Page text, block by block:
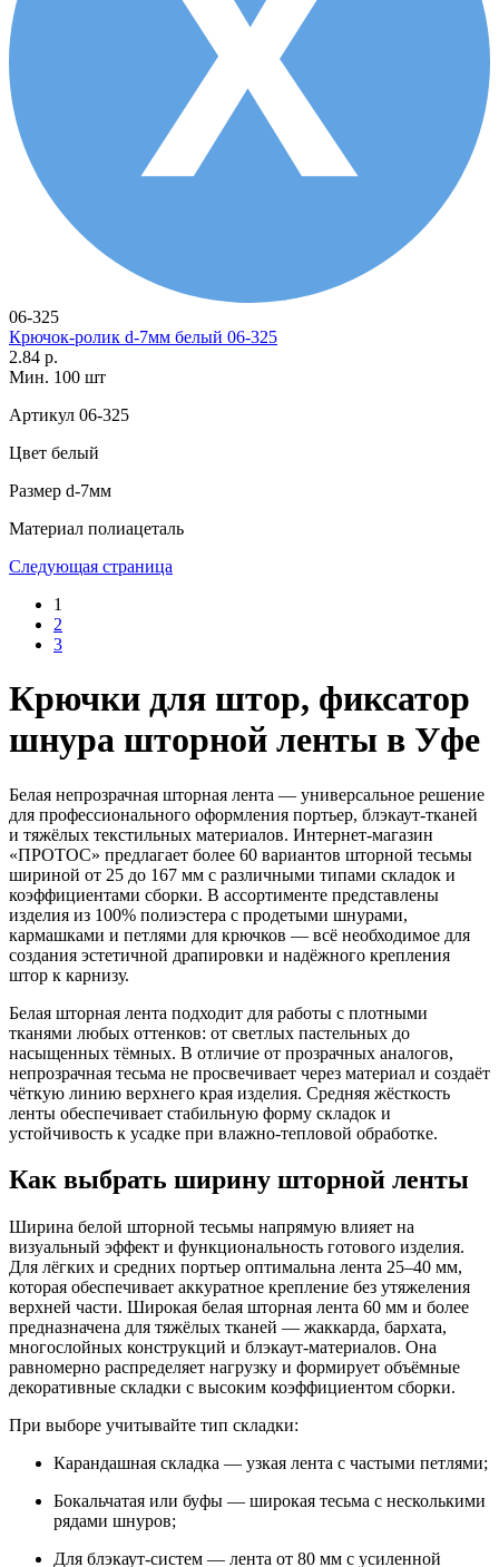
06-325
Крючок-ролик d-7мм белый 06-325
2.84 р.
Мин. 100 шт
Артикул 06-325
Цвет белый
Размер d-7мм
Материал полиацеталь
Следующая страница
1
2
3
Крючки для штор, фиксатор
шнура шторной ленты в Уфе
Белая непрозрачная шторная лента — универсальное решение
для профессионального оформления портьер, блэкаут-тканей
и тяжёлых текстильных материалов. Интернет-магазин
«ПРОТОС» предлагает более 60 вариантов шторной тесьмы
шириной от 25 до 167 мм с различными типами складок и
коэффициентами сборки. В ассортименте представлены
изделия из 100% полиэстера с продетыми шнурами,
кармашками и петлями для крючков — всё необходимое для
создания эстетичной драпировки и надёжного крепления
штор к карнизу.
Белая шторная лента подходит для работы с плотными
тканями любых оттенков: от светлых пастельных до
насыщенных тёмных. В отличие от прозрачных аналогов,
непрозрачная тесьма не просвечивает через материал и создаёт
чёткую линию верхнего края изделия. Средняя жёсткость
ленты обеспечивает стабильную форму складок и
устойчивость к усадке при влажно-тепловой обработке.
Как выбрать ширину шторной ленты
Ширина белой шторной тесьмы напрямую влияет на
визуальный эффект и функциональность готового изделия.
Для лёгких и средних портьер оптимальна лента 25–40 мм,
которая обеспечивает аккуратное крепление без утяжеления
верхней части. Широкая белая шторная лента 60 мм и более
предназначена для тяжёлых тканей — жаккарда, бархата,
многослойных конструкций и блэкаут-материалов. Она
равномерно распределяет нагрузку и формирует объёмные
декоративные складки с высоким коэффициентом сборки.
При выборе учитывайте тип складки:
Карандашная складка — узкая лента с частыми петлями;
Бокальчатая или буфы — широкая тесьма с несколькими
рядами шнуров;
Для блэкаут-систем — лента от 80 мм с усиленной